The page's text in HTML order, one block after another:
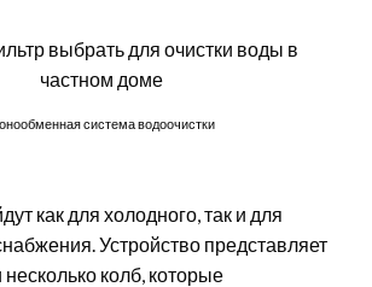
система водоочистки
как для холодного, так и для
Устройство представляет
колб, которые